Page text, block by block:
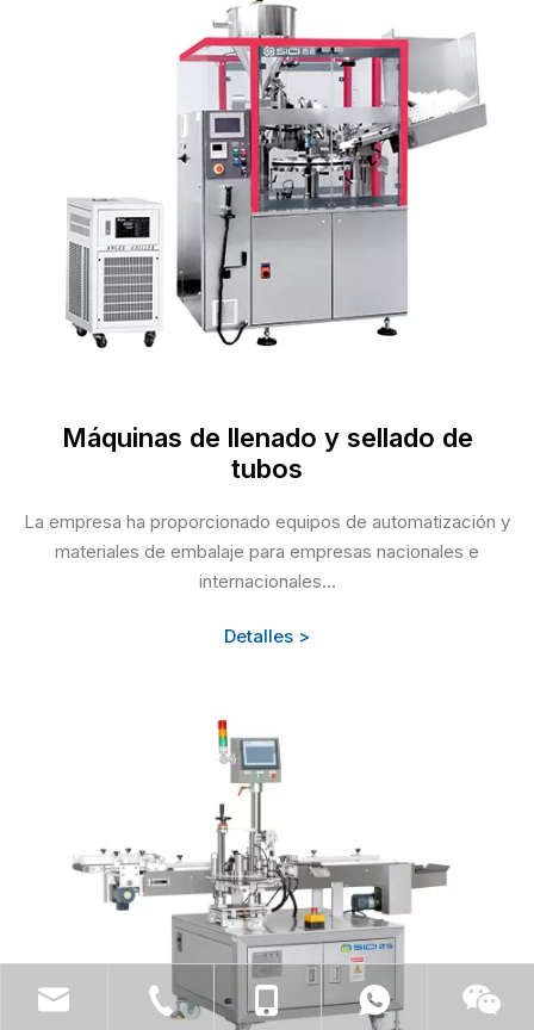
Máquinas de llenado y sellado de
tubos
La empresa ha proporcionado equipos de automatización y
materiales de embalaje para empresas nacionales e
internacionales...
Detalles >